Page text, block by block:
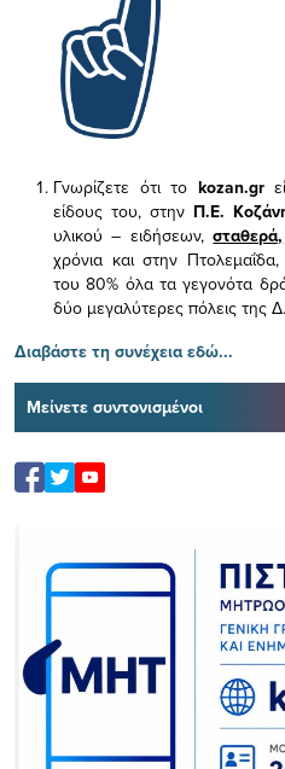
Γνωρίζετε ότι το kozan.gr
είδους του, στην Π.Ε.
υλικού – ειδήσεων,σταθερά,
χρόνια και στην
του 80% όλα τα γεγονότα
δύο μεγαλύτερες πόλεις της
Διαβάστε τη συνέχεια εδώ...
Μείνετε συντονισμένοι